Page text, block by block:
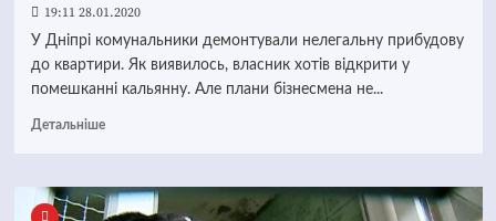
19:11 28.01.2020
У Дніпрі комунальники демонтували нелегальну прибудову
до квартири. Як виявилось, власник хотів відкрити у
помешканні кальянну. Але плани бізнесмена не...
Детальніше